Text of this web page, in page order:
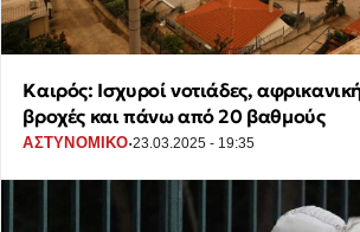
Καιρός: Ισχυροί νοτιάδες,
βροχές και πάνω από 20 βαθμούς
ΑΣΤΥΝΟΜΙΚΟ·23.03.2025 - 19:35